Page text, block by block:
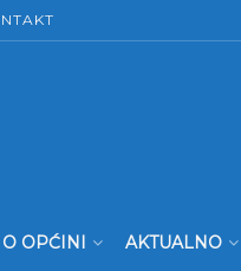
O OPĆINI AKTUALNO